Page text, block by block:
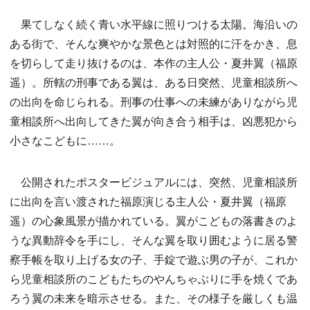
果てしなく続く青い水平線に照りつける太陽。海沿いの
ある街で、そんな爽やかな景色とは対照的に汗をかき、息
を切らして走り抜けるのは、本作の主人公・夏井翼（福原
遥）。所轄の刑事である翼は、ある日突然、児童相談所へ
の出向を命じられる。刑事の仕事への未練がありながら児
童相談所へ出向してきた翼が向き合う相手は、凶悪犯から
小さなこどもに……。
公開されたポスタービジュアルには、突然、児童相談所
に出向を言い渡された福原演じる主人公・夏井翼（福原
遥）の心象風景が描かれている。翼がこどもの落書きのよ
うな異動辞令を手にし、そんな翼を取り囲むように居る警
察手帳を取り上げる女の子、手錠で遊ぶ男の子が、これか
ら児童相談所のこどもたちのやんちゃぶりに手を焼くであ
ろう翼の未来を暗示させる。また、その様子を厳しくも温